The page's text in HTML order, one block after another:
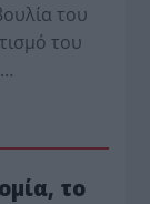
του
του
το